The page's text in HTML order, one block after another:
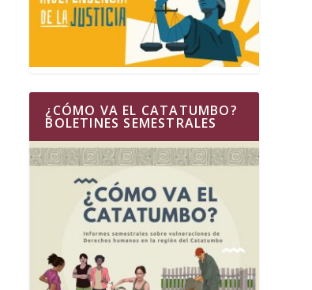
¿CÓMO VA EL CATATUMBO?
BOLETINES SEMESTRALES